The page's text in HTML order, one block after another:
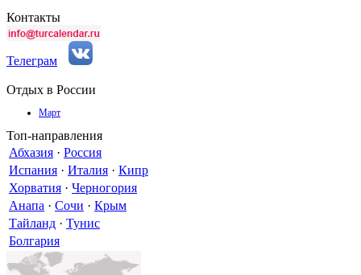
Контакты
Телеграм
Отдых в России
Март
Топ-направления
Абхазия · Россия
Испания · Италия · Кипр
Хорватия · Черногория
Анапа · Сочи · Крым
Тайланд · Тунис
Болгария